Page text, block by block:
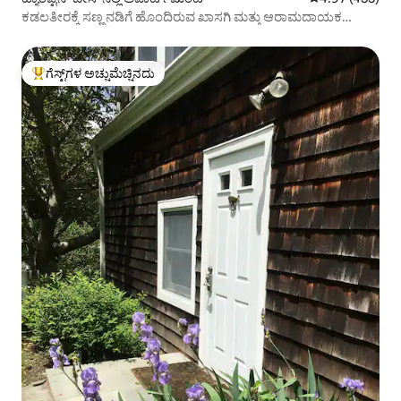
ಕಡಲತೀರಕ್ಕೆ ಸಣ್ಣ ನಡಿಗೆ ಹೊಂದಿರುವ ಖಾಸಗಿ ಮತ್ತು ಆರಾಮದಾಯಕ
ಗೆಸ್ಟ್‌ಗಳಿಗೆ ಅತಿ ಹೆಚ್ಚು ಅಚ್ಚುಮೆಚ್ಚಿನದು
ಗೆಸ್ಟ್‌ಗಳ ಅಚ್ಚುಮೆಚ್ಚಿನದು